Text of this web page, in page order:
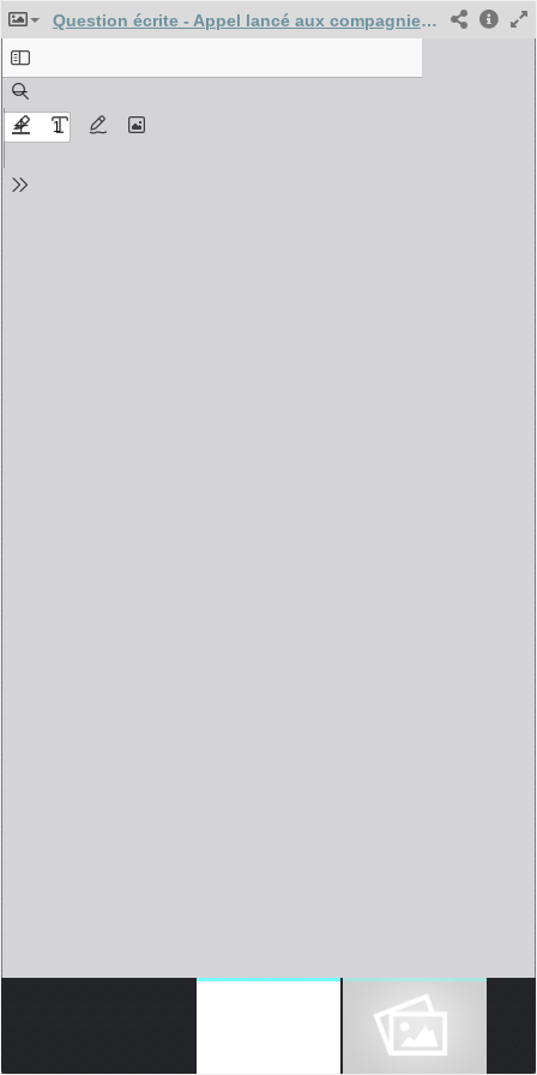
Question écrite - Appel lancé aux compagnies d'assurances dans le cadre de la crise du Covid-19